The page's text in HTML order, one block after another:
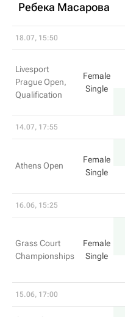
Ребека Масарова
18.07, 15:50
Livesport
Prague Open,
Qualification
Female
Single
14.07, 17:55
Athens Open
Female
Single
16.06, 15:25
Grass Court
Championships
Female
Single
15.06, 17:00